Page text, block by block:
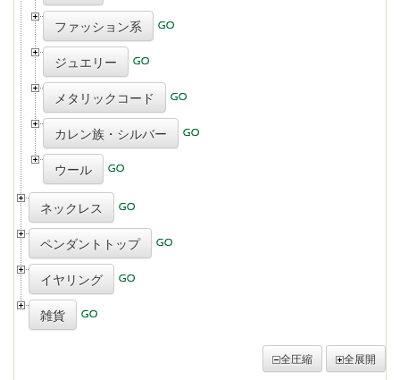
ファッション系
ジュエリー
メタリックコード
カレン族・シルバー
ウール
ネックレス
ペンダントトップ
イヤリング
雑貨
全圧縮 全展開